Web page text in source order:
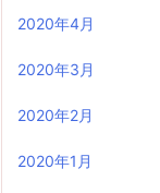
2020年4月
2020年3月
2020年2月
2020年1月